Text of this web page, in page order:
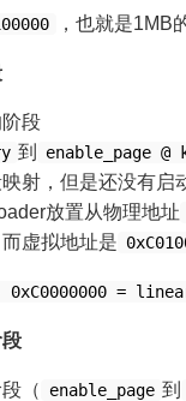
，也就是1MB
段
到 enable_page @
映射，但是还没有启
放置从物理地址
虚拟地址是
=
（ enable_page 到